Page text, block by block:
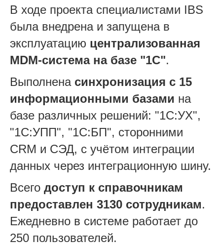
В ходе проекта специалистами IBS
была внедрена и запущена в
эксплуатацию централизованная
MDM-система на базе "1С".
Выполнена синхронизация с 15
информационными базами на
базе различных решений: "1С:УХ",
"1С:УПП", "1С:БП", сторонними
CRM и СЭД, с учётом интеграции
данных через интеграционную шину.
Всего доступ к справочникам
предоставлен 3130 сотрудникам.
Ежедневно в системе работает до
250 пользователей.